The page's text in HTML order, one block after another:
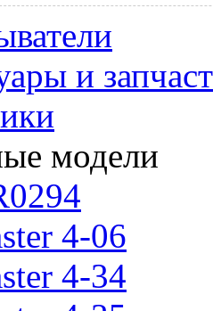
и
модели
4-06
4-34